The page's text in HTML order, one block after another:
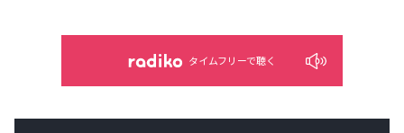
タイムフリーで聴く